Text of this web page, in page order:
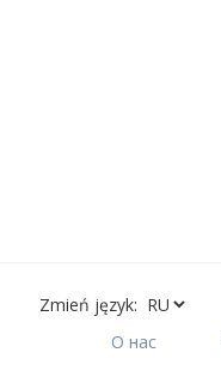
Zmień język:
О нас